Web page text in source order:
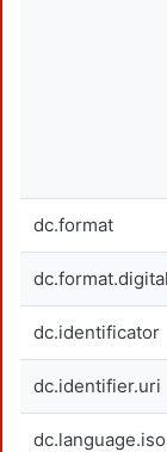
dc.format
dc.identificator
dc.identifier.uri
dc.language.iso